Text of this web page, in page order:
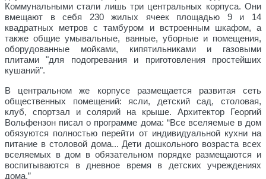
Коммунальными стали лишь три центральных корпуса. Они
вмещают в себя 230 жилых ячеек площадью 9 и 14
квадратных метров с тамбуром и встроенным шкафом, а
также общие умывальные, ванные, уборные и помещения,
оборудованные мойками, кипятильниками и газовыми
плитами "для подогревания и приготовления простейших
кушаний".
В центральном же корпусе размещается развитая сеть
общественных помещений: ясли, детский сад, столовая,
клуб, спортзал и солярий на крыше. Архитектор Георгий
Вольфензон писал о программе дома: “Все вселяемые в дом
обязуются полностью перейти от индивидуальной кухни на
питание в столовой дома... Дети дошкольного возраста всех
вселяемых в дом в обязательном порядке размещаются и
воспитываются в дневное время в детских учреждениях
дома.”